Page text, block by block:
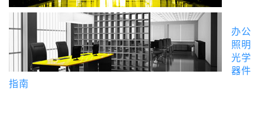
办公
照明
光学
器件
指南